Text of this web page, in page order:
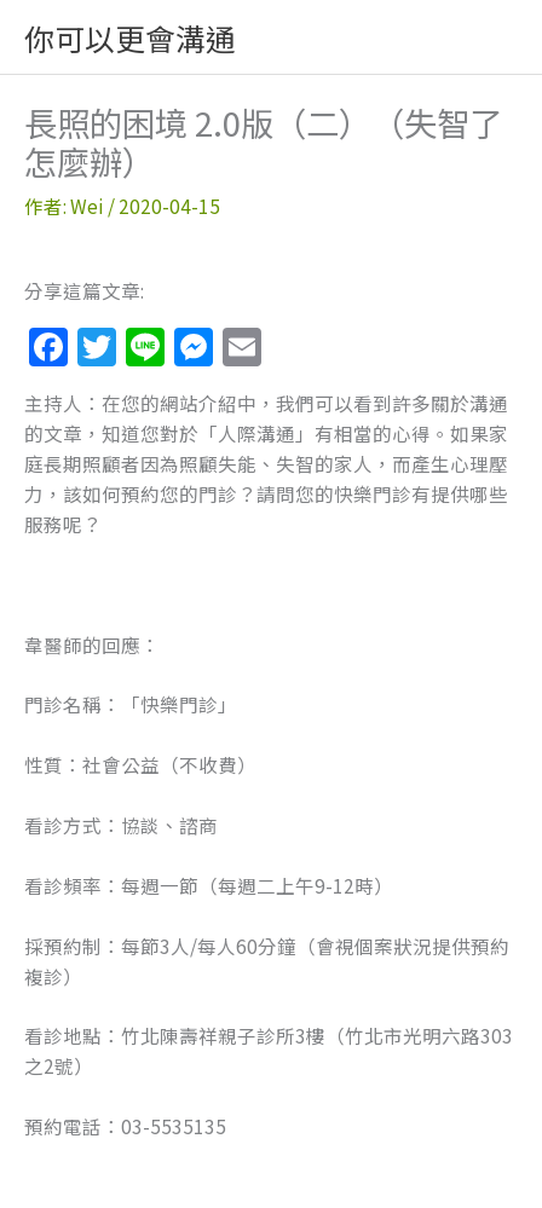
主
你可以更會溝通
長照的困境 2.0版（二）（失智了
怎麼辦）
作者:Wei /2020-04-15
分享這篇文章:
F
a
c
e
b
o
T
w
itt
er
Li
n
e
M
e
ss
e
n
m
ai
l
主持人：在您的網站介紹中，我們可以看到許多關於溝通
的文章，知道您對於「人際溝通」有相當的心得。如果家
庭長期照顧者因為照顧失能、失智的家人，而產生心理壓
力，該如何預約您的門診？請問您的快樂門診有提供哪些
服務呢？
韋醫師的回應：
門診名稱：「快樂門診」
性質：社會公益（不收費）
看診方式：協談、諮商
看診頻率：每週一節（每週二上午9-12時）
採預約制：每節3人/每人60分鐘（會視個案狀況提供預約
複診）
看診地點：竹北陳壽祥親子診所3樓（竹北市光明六路303
之2號）
預約電話：03-5535135